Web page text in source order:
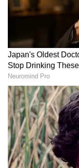
ಕರ್ನಾಟಕದಲ್ಲಿ
ಜನವಸತಿ ಪ್ರದೇಶ:
ಕೇವಲ ಪ್ರಾಣಿ
ಪ್ರದೇಶವಾಗಿದೆ.
ಗ್ರಾಮಗಳು ಇದ್ದು
ಮಾಡುತ್ತಿದ್ದಾರೆ.
ವ್ಯಕ್ತಪಡಿಸಿದ್ದಾರೆ.
RECOMMENDED
ಹಳೆಯ ಬಟ್ಟೆ